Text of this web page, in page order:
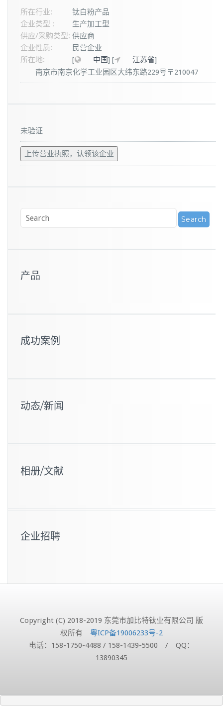
所在行业:
钛白粉产品
企业类型 :
生产加工型
供应/采购类型: 供应商
企业性质:
民营企业
所在地:
[ 中国] [ 江苏省]
南京市南京化学工业园区大纬东路229号〒210047
未验证
上传营业执照，认领该企业
产品
成功案例
动态/新闻
相册/文献
企业招聘
Copyright (C) 2018-2019 东莞市加比特钛业有限公司 版
权所有 粤ICP备19006233号-2
电话：158-1750-4488 / 158-1439-5500 / QQ：
13890345